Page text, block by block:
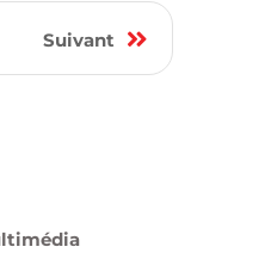
Suivant